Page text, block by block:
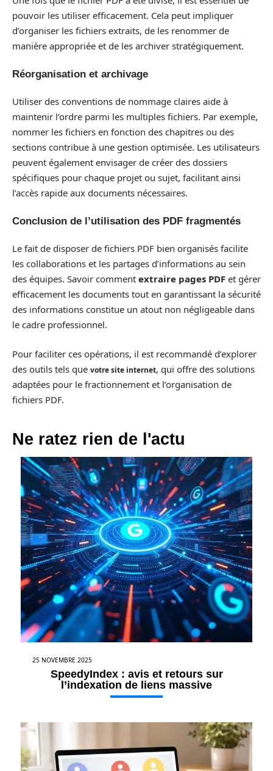
pouvoir les utiliser efficacement. Cela peut impliquer
d’organiser les fichiers extraits, de les renommer de
manière appropriée et de les archiver stratégiquement.
Réorganisation et archivage
Utiliser des conventions de nommage claires aide à
maintenir l’ordre parmi les multiples fichiers. Par exemple,
nommer les fichiers en fonction des chapitres ou des
sections contribue à une gestion optimisée. Les utilisateurs
peuvent également envisager de créer des dossiers
spécifiques pour chaque projet ou sujet, facilitant ainsi
l’accès rapide aux documents nécessaires.
Conclusion de l’utilisation des PDF fragmentés
Le fait de disposer de fichiers PDF bien organisés facilite
les collaborations et les partages d’informations au sein
des équipes. Savoir comment extraire pages PDF et gérer
efficacement les documents tout en garantissant la sécurité
des informations constitue un atout non négligeable dans
le cadre professionnel.
Pour faciliter ces opérations, il est recommandé d’explorer
des outils tels que votre site internet, qui offre des solutions
adaptées pour le fractionnement et l’organisation de
fichiers PDF.
Ne ratez rien de l'actu
25 NOVEMBRE 2025
SpeedyIndex : avis et retours sur
l’indexation de liens massive